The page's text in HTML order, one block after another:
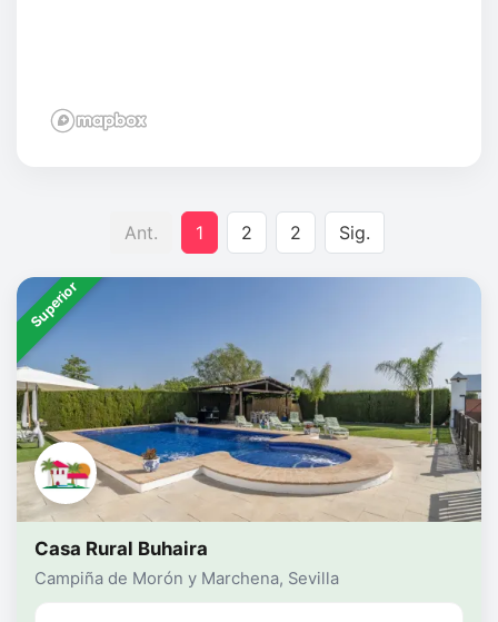
Ant. 1 2 2 Sig.
Superior
Casa Rural Buhaira
Campiña de Morón y Marchena, Sevilla